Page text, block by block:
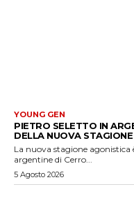
YOUNG GEN
PIETRO SELETTO IN
DELLA NUOVA STAGIONE
La nuova stagione agonistica
argentine di Cerro...
5 Agosto 2026